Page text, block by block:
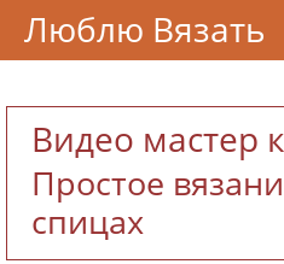
Видео мастер
Простое
спицах
Люблю Вязать